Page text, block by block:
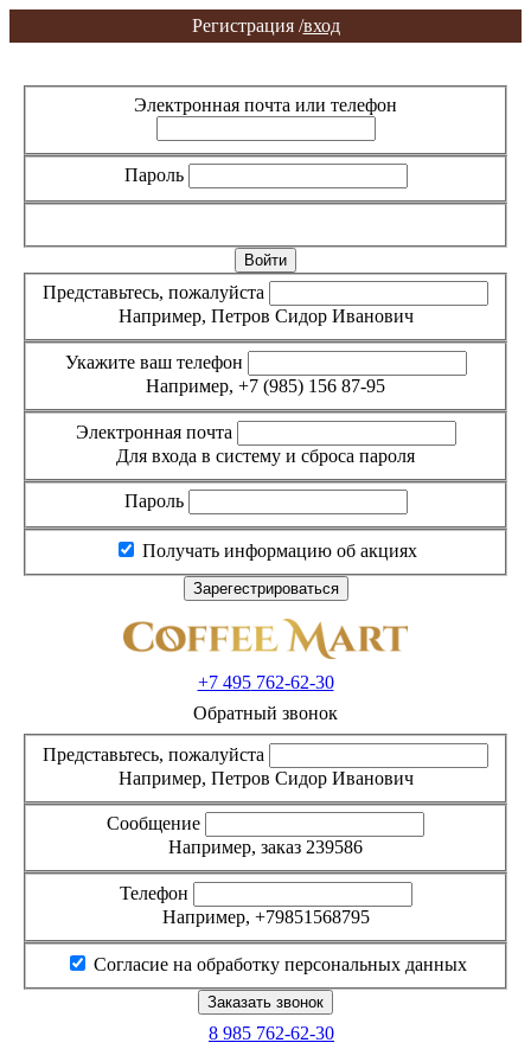
Регистрация /вход
Электронная почта или телефон
Пароль
Представьтесь, пожалуйста
Например, Петров Сидор Иванович
Укажите ваш телефон
Например, +7 (985) 156 87-95
Электронная почта
Для входа в систему и сброса пароля
Пароль
Получать информацию об акциях
+7 495762-62-30
Обратный звонок
Представьтесь, пожалуйста
Например, Петров Сидор Иванович
Сообщение
Например, заказ 239586
Телефон
Например, +79851568795
Согласие на обработку персональных данных
8 985 762-62-30